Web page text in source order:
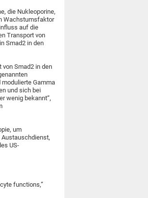
die Nukleoporine,
Wachstumsfaktor
auf die
Transport von
Smad2 in den
Smad2 in den
Gamma
und sich bei
wenig bekannt“,
um
Austauschdienst,
US-
functions,”